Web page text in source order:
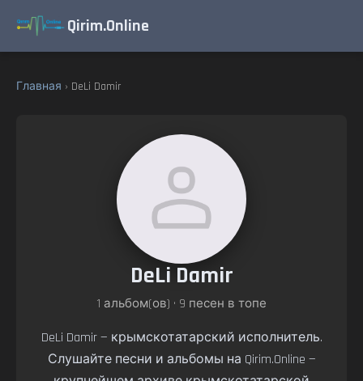
Qirim.Online
Главная › DeLi Damir
DeLi Damir
1 альбом(ов) • 9 песен в топе
DeLi Damir — крымскотатарский исполнитель.
Слушайте песни и альбомы на Qirim.Online —